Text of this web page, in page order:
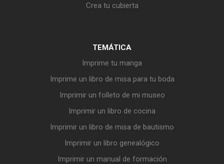
Crea tu cubierta
TEMÁTICA
Imprime tu manga
Imprime un libro de misa para tu boda
Imprimir un folleto de mi museo
Imprimir un libro de cocina
Imprimir un libro de misa de bautismo
Imprimir un libro genealógico
Imprimir un manual de formación